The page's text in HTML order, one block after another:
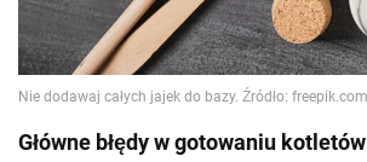
Główne błędy w gotowaniu kotletów